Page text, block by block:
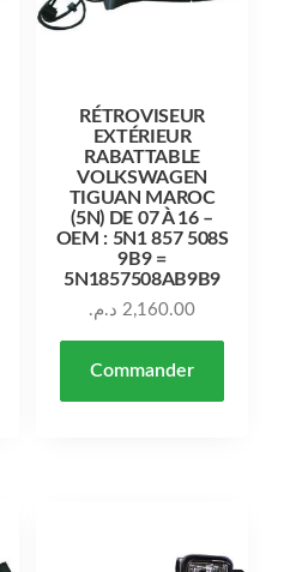
RÉTROVISEUR
EXTÉRIEUR
RABATTABLE
VOLKSWAGEN
TIGUAN MAROC
(5N) DE 07 À 16 –
OEM : 5N1 857 508S
9B9 =
5N1857508AB9B9
2,160.00 د.م.
Commander